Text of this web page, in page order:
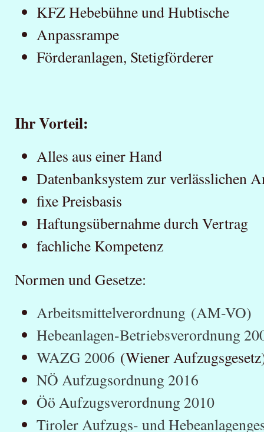
KFZ Hebebühne und Hubtische
Anpassrampe
Förderanlagen, Stetigförderer
Ihr Vorteil:
Alles aus einer Hand
Datenbanksystem zur verlässlichen
fixe Preisbasis
Haftungsübernahme durch Vertrag
fachliche Kompetenz
Normen und Gesetze:
Arbeitsmittelverordnung (AM-VO)
Hebeanlagen-Betriebsverordnung
WAZG 2006 (Wiener
NÖ Aufzugsordnung 2016
Öö Aufzugsverordnung 2010
Tiroler Aufzugs- und